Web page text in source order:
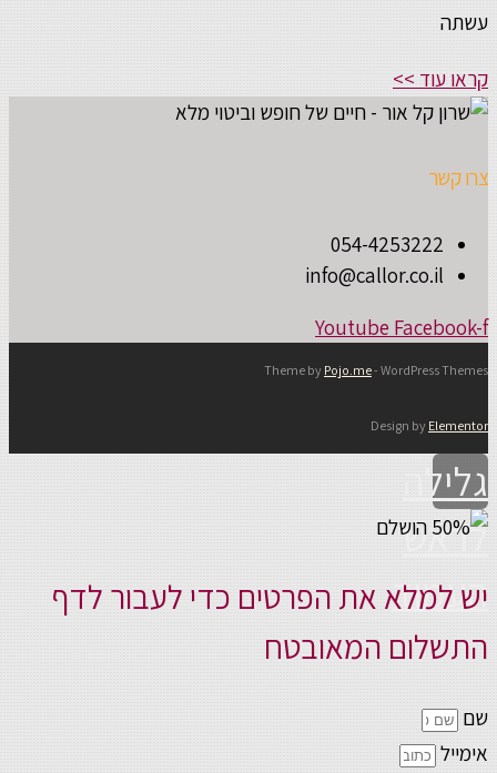
עשתה
קראו עוד >>
צרו קשר
054-4253222
info@callor.co.il
Youtube Facebook-f
Theme by Pojo.me- WordPress Themes
Design by Elementor
גלילה
לראש
העמוד
יש למלא את הפרטים כדי לעבור לדף
התשלום המאובטח
שם
אימייל